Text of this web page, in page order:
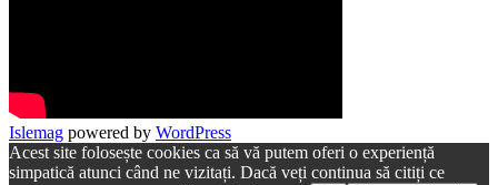
Islemag powered by WordPress
Acest site folosește cookies ca să vă putem oferi o experiență
simpatică atunci când ne vizitați. Dacă veți continua să citiți ce